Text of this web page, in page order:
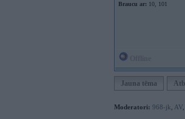
Braucu ar: 10, 101
Jauna tēma
Moderatori: 968-jk AV